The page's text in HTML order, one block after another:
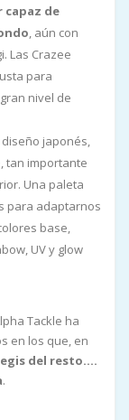
capaz de
, aún con
Las Crazee
para
nivel de
japonés,
tan importante
Una paleta
para adaptarnos
base,
UV y glow
Tackle ha
en los que, en
del resto....
.